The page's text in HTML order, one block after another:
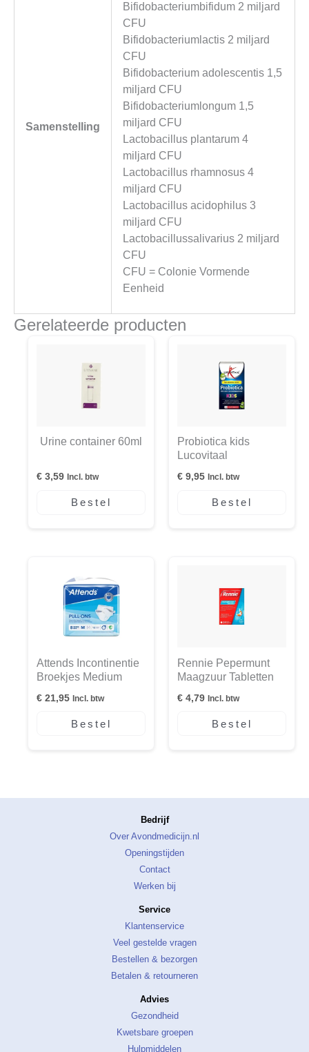
Samenstelling
Bifidobacteriumbifidum 2 miljard
CFU
Bifidobacteriumlactis 2 miljard
CFU
Bifidobacterium adolescentis 1,5
miljard CFU
Bifidobacteriumlongum 1,5
miljard CFU
Lactobacillus plantarum 4
miljard CFU
Lactobacillus rhamnosus 4
miljard CFU
Lactobacillus acidophilus 3
miljard CFU
Lactobacillussalivarius 2 miljard
CFU
CFU = Colonie Vormende
Eenheid
Gerelateerde producten
Urine container 60ml
€ 3,59 Incl. btw
Bestel
Probiotica kids
Lucovitaal
€ 9,95 Incl. btw
Bestel
Attends Incontinentie
Broekjes Medium
€ 21,95 Incl. btw
Bestel
Rennie Pepermunt
Maagzuur Tabletten
€ 4,79 Incl. btw
Bestel
Bedrijf
Over Avondmedicijn.nl
Openingstijden
Contact
Werken bij
Service
Klantenservice
Veel gestelde vragen
Bestellen & bezorgen
Betalen & retourneren
Advies
Gezondheid
Kwetsbare groepen
Hulpmiddelen